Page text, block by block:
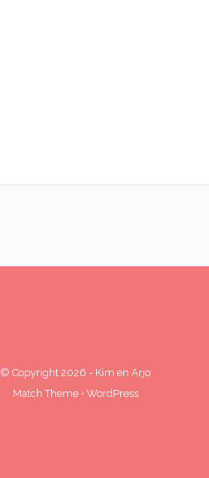
© Copyright 2026 - Kim en Arjo
Match Theme⋅ WordPress